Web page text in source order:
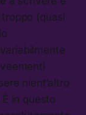
(quasi
nient’altro
in questo